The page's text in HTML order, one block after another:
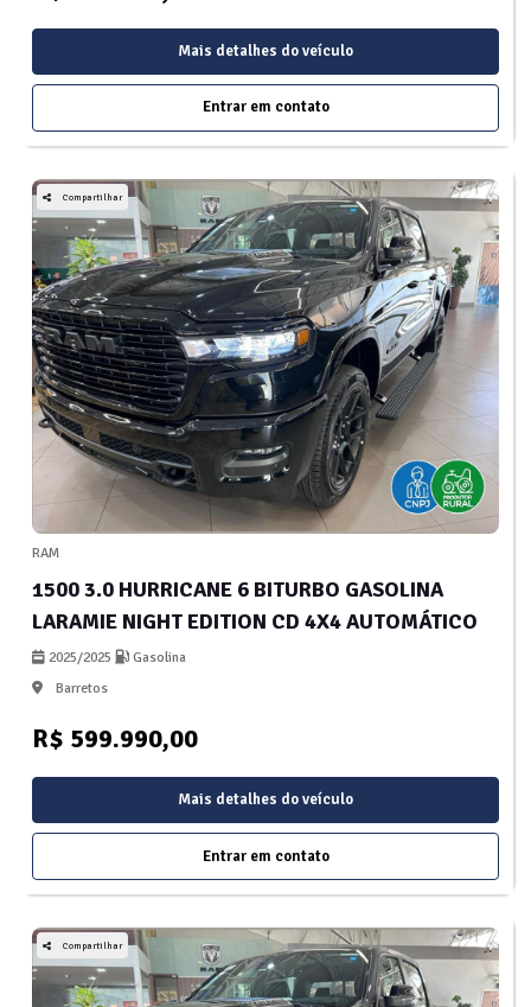
Mais detalhes do veículo
Entrar em contato
Compartilhar
RAM
1500 3.0 HURRICANE 6 BITURBO GASOLINA
LARAMIE NIGHT EDITION CD 4X4 AUTOMÁTICO
2025/2025
Gasolina
Barretos
R$ 599.990,00
Mais detalhes do veículo
Entrar em contato
Compartilhar